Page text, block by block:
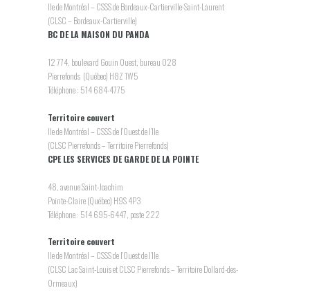
Ile de Montréal – CSSS de Bordeaux-Cartierville-Saint-Laurent
(CLSC – Bordeaux-Cartierville)
BC DE LA MAISON DU PANDA
12 774, boulevard Gouin Ouest, bureau 028
Pierrefonds (Québec) H8Z 1W5
Téléphone : 514 684-4775
Territoire couvert
Ile de Montréal – CSSS de l’Ouest de l’Ile
(CLSC Pierrefonds – Territoire Pierrefonds)
CPE LES SERVICES DE GARDE DE LA POINTE
48, avenue Saint-Joachim
Pointe-Claire (Québec) H9S 4P3
Téléphone : 514 695-6447, poste 222
Territoire couvert
Ile de Montréal – CSSS de l’Ouest de l’Ile
(CLSC Lac Saint-Louis et CLSC Pierrefonds – Territoire Dollard-des-
Ormeaux)